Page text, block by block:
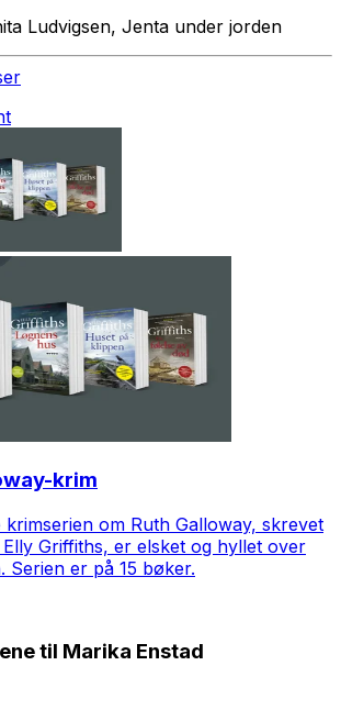
Ludvigsen, Jenta under jorden
krim
krimserien om Ruth Galloway, skrevet
Griffiths, er elsket og hyllet over
Serien er på 15 bøker.
til Marika Enstad